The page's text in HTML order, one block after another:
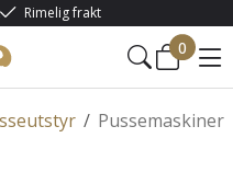
Rimelig frakt
0
/ Pussemaskiner